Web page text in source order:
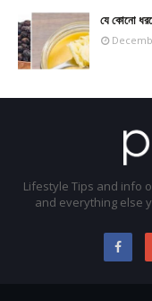
যে কোনো
Lifestyle Tips and info
and everything else